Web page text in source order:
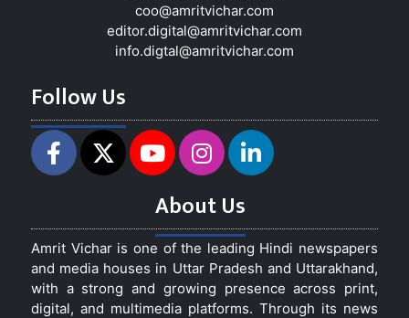
coo@amritvichar.com
editor.digital@amritvichar.com
info.digtal@amritvichar.com
Follow Us
About Us
Amrit Vichar is one of the leading Hindi newspapers
and media houses in Uttar Pradesh and Uttarakhand,
with a strong and growing presence across print,
digital, and multimedia platforms. Through its news